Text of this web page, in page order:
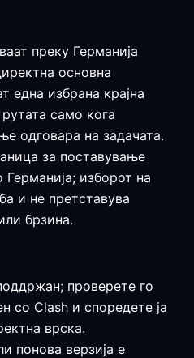
преку Германија
основна
една избрана крајна
само кога
одговара на задачата.
за поставување
изборот на
и не претставува
брзина.
проверете го
со Clash и споредете ја
врска.
понова верзија е